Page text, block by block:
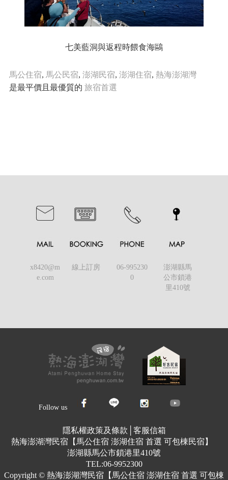
七美藍洞與返程時餵食海鷗
馬公住宿, 馬公民宿, 澎湖民宿, 澎湖住宿, 熱海澎湖灣
是最平價且最優質的 旅宿首選
x8420@m
e.com
線上訂房
06-995230
0
澎湖縣馬
公市鎖港
里410號
Follow us
隱私權政策及條款
客服信箱
熱海澎湖灣民宿【馬公住宿 澎湖住宿 首選 可包棟民宿】
澎湖縣馬公市鎖港里410號
TEL:06-9952300
Copyright © 熱海澎湖灣民宿【馬公住宿 澎湖住宿 首選 可包棟